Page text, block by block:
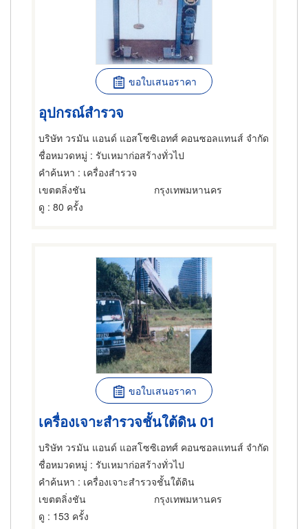
ขอใบเสนอราคา
อุปกรณ์สำรวจ
บริษัท วรมัน แอนด์ แอสโซซิเอทศ์ คอนซอลแทนส์ จำกัด
ชื่อหมวดหมู่ : รับเหมาก่อสร้างทั่วไป
คำค้นหา : เครื่องสำรวจ
เขตตลิ่งชัน
กรุงเทพมหานคร
ดู : 80 ครั้ง
ขอใบเสนอราคา
เครื่องเจาะสำรวจชั้นใต้ดิน 01
บริษัท วรมัน แอนด์ แอสโซซิเอทศ์ คอนซอลแทนส์ จำกัด
ชื่อหมวดหมู่ : รับเหมาก่อสร้างทั่วไป
คำค้นหา : เครื่องเจาะสำรวจชั้นใต้ดิน
เขตตลิ่งชัน
กรุงเทพมหานคร
ดู : 153 ครั้ง